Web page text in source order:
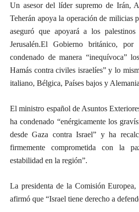
Un asesor del líder supremo de Irán,
Teherán apoya la operación de milicias
aseguró que apoyará a los
Jerusalén.El Gobierno británico,
condenado de manera “inequívoca”
Hamás contra civiles israelíes” y lo
italiano, Bélgica, Países bajos y
El ministro español de Asuntos
ha condenado “enérgicamente los
desde Gaza contra Israel” y ha
firmemente comprometida con la
estabilidad en la región”.
La presidenta de la Comisión
afirmó que “Israel tiene derecho a